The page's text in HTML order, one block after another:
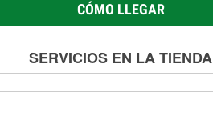
CÓMO LLEGAR
SERVICIOS EN LA TIENDA
Prueba de batería